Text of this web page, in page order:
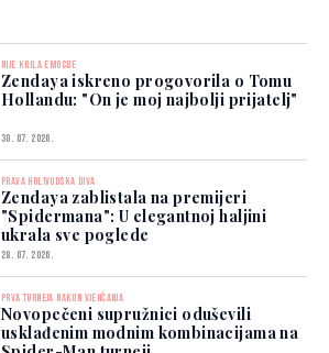
NIJE KRILA EMOCIJE
Zendaya iskreno progovorila o Tomu
Hollandu: "On je moj najbolji prijatelj"
30. 07. 2026.
PRAVA HOLIVUDSKA DIVA
Zendaya zablistala na premijeri
"Spidermana": U elegantnoj haljini
ukrala sve poglede
28. 07. 2026.
PRVA TURNEJA NAKON VJENČANJA
Novopečeni supružnici oduševili
usklađenim modnim kombinacijama na